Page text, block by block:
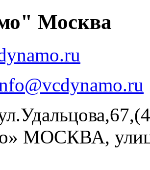
Москва
МОСКВА,